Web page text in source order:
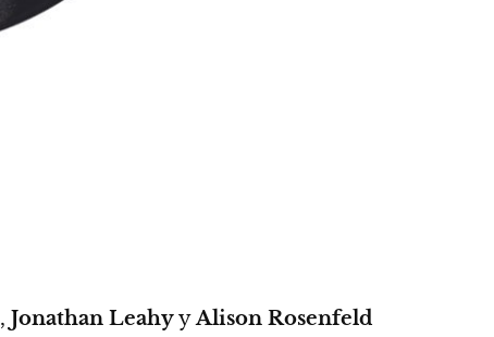
, Jonathan LeahyyAlison Rosenfeld